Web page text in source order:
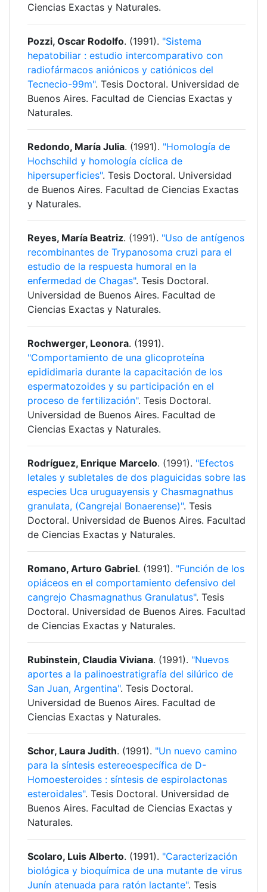
Ciencias Exactas y Naturales.
Pozzi, Oscar Rodolfo. (1991). "Sistema
hepatobiliar : estudio intercomparativo con
radiofármacos aniónicos y catiónicos del
Tecnecio-99m". Tesis Doctoral. Universidad de
Buenos Aires. Facultad de Ciencias Exactas y
Naturales.
Redondo, María Julia. (1991). "Homología de
Hochschild y homología cíclica de
hipersuperficies". Tesis Doctoral. Universidad
de Buenos Aires. Facultad de Ciencias Exactas
y Naturales.
Reyes, María Beatriz. (1991). "Uso de antígenos
recombinantes de Trypanosoma cruzi para el
estudio de la respuesta humoral en la
enfermedad de Chagas". Tesis Doctoral.
Universidad de Buenos Aires. Facultad de
Ciencias Exactas y Naturales.
Rochwerger, Leonora. (1991).
"Comportamiento de una glicoproteína
epididimaria durante la capacitación de los
espermatozoides y su participación en el
proceso de fertilización". Tesis Doctoral.
Universidad de Buenos Aires. Facultad de
Ciencias Exactas y Naturales.
Rodríguez, Enrique Marcelo. (1991). "Efectos
letales y subletales de dos plaguicidas sobre las
especies Uca uruguayensis y Chasmagnathus
granulata, (Cangrejal Bonaerense)". Tesis
Doctoral. Universidad de Buenos Aires. Facultad
de Ciencias Exactas y Naturales.
Romano, Arturo Gabriel. (1991). "Función de los
opiáceos en el comportamiento defensivo del
cangrejo Chasmagnathus Granulatus". Tesis
Doctoral. Universidad de Buenos Aires. Facultad
de Ciencias Exactas y Naturales.
Rubinstein, Claudia Viviana. (1991). "Nuevos
aportes a la palinoestratigrafía del silúrico de
San Juan, Argentina". Tesis Doctoral.
Universidad de Buenos Aires. Facultad de
Ciencias Exactas y Naturales.
Schor, Laura Judith. (1991). "Un nuevo camino
para la síntesis estereoespecífica de D-
Homoesteroides : síntesis de espirolactonas
esteroidales". Tesis Doctoral. Universidad de
Buenos Aires. Facultad de Ciencias Exactas y
Naturales.
Scolaro, Luis Alberto. (1991). "Caracterización
biológica y bioquímica de una mutante de virus
Junín atenuada para ratón lactante". Tesis